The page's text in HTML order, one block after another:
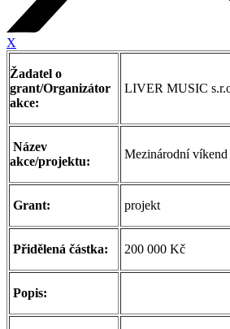
X
Žadatel o
grant/Organizátor
akce:
LIVER MUSIC
Název
akce/projektu:
Mezinárodní víkend
Grant: projekt
Přidělená částka: 200 000 Kč
Popis: